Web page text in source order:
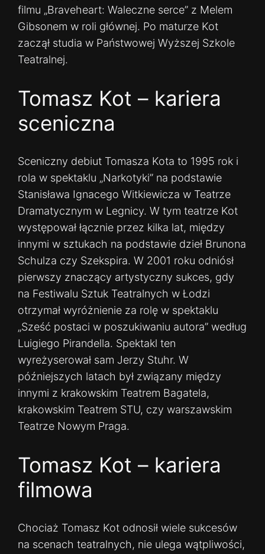
filmu „Braveheart: Waleczne serce” z Melem
Gibsonem w roli głównej. Po maturze Kot
zaczął studia w Państwowej Wyższej Szkole
Teatralnej.
Tomasz Kot – kariera
sceniczna
Sceniczny debiut Tomasza Kota to 1995 rok i
rola w spektaklu „Narkotyki” na podstawie
Stanisława Ignacego Witkiewicza w Teatrze
Dramatycznym w Legnicy. W tym teatrze Kot
występował łącznie przez kilka lat, między
innymi w sztukach na podstawie dzieł Brunona
Schulza czy Szekspira. W 2001 roku odniósł
pierwszy znaczący artystyczny sukces, gdy
na Festiwalu Sztuk Teatralnych w Łodzi
otrzymał wyróżnienie za rolę w spektaklu
„Sześć postaci w poszukiwaniu autora” według
Luigiego Pirandella. Spektakl ten
wyreżyserował sam Jerzy Stuhr. W
późniejszych latach był związany między
innymi z krakowskim Teatrem Bagatela,
krakowskim Teatrem STU, czy warszawskim
Teatrze Nowym Praga.
Tomasz Kot – kariera
filmowa
Chociaż Tomasz Kot odnosił wiele sukcesów
na scenach teatralnych, nie ulega wątpliwości,